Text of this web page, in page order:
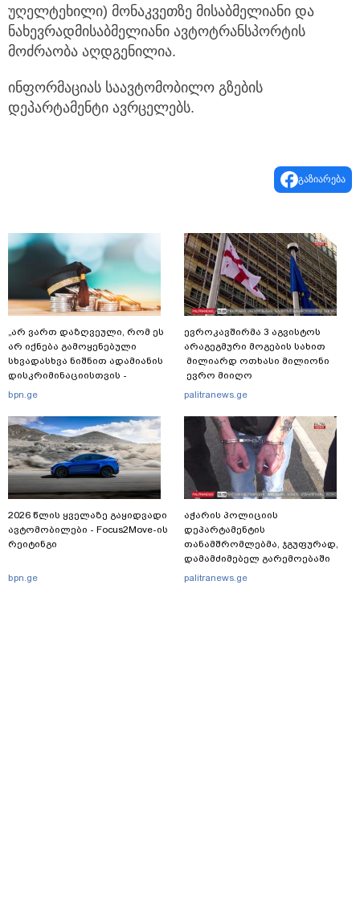
უღელტეხილი) მონაკვეთზე მისაბმელიანი და
ნახევრადმისაბმელიანი ავტოტრანსპორტის
მოძრაობა აღდგენილია.
ინფორმაციას საავტომობილო გზების
დეპარტამენტი ავრცელებს.
გაზიარება
„არ ვართ დაზღვეული, რომ ეს
არ იქნება გამოყენებული
სხვადასხვა ნიშნით ადამიანის
დისკრიმინაციისთვის -
განათლების სისტემა დიდი
bpn.ge
2026 წლის ყველაზე გაყიდვადი
ავტომობილები - Focus2Move-ის
რეიტინგი
bpn.ge
ევროკავშირმა 3 აგვისტოს
არაგეგმური მოგების სახით
მილიარდ ოთხასი მილიონი
ევრო მიიღო
palitranews.ge
აჭარის პოლიციის
დეპარტამენტის
თანამშრომლებმა, ჯგუფურად,
დამამძიმებელ გარემოებაში
ჩადენილი განზრახ
palitranews.ge